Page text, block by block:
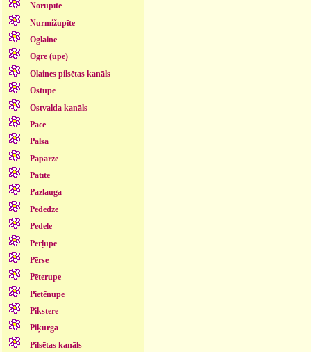
Norupīte
Nurmižupīte
Oglaine
Ogre (upe)
Olaines pilsētas kanāls
Ostupe
Ostvalda kanāls
Pāce
Palsa
Paparze
Pātīte
Pazlauga
Pededze
Pedele
Pērļupe
Pērse
Pēterupe
Pietēnupe
Pikstere
Piķurga
Pilsētas kanāls